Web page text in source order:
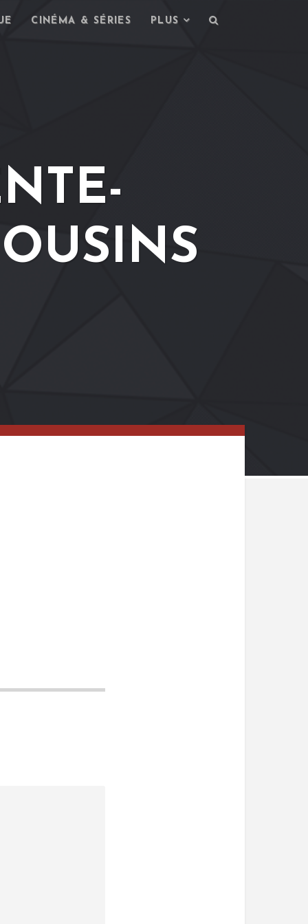
CINÉMA & SÉRIES PLUS